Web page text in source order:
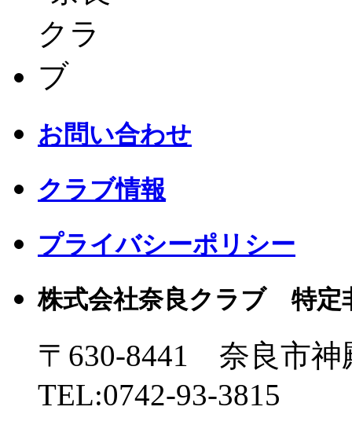
お問い合わせ
クラブ情報
プライバシーポリシー
株式会社奈良クラブ 特定
〒630-8441 奈良市
TEL:0742-93-3815